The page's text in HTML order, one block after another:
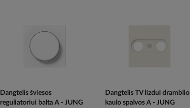
Dangtelis šviesos
reguliatoriui balta A - JUNG
Dangtelis TV lizdui dramblio
kaulo spalvos A - JUNG